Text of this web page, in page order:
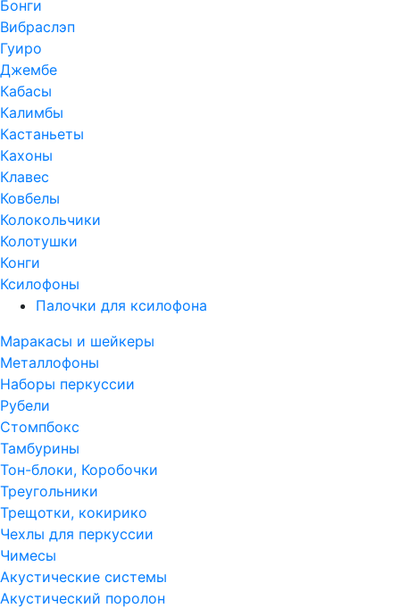
Бонги
Вибраслэп
Гуиро
Джембе
Кабасы
Калимбы
Кастаньеты
Кахоны
Клавес
Ковбелы
Колокольчики
Колотушки
Конги
Ксилофоны
Палочки для ксилофона
Маракасы и шейкеры
Металлофоны
Наборы перкуссии
Рубели
Стомпбокс
Тамбурины
Тон-блоки, Коробочки
Треугольники
Трещотки, кокирико
Чехлы для перкуссии
Чимесы
Акустические системы
Акустический поролон